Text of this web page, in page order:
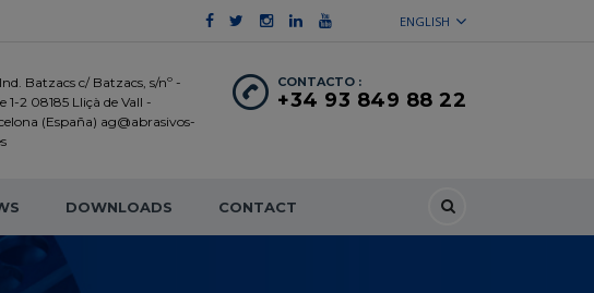
ENGLISH
CONTACTO :
+34 93 849 88 22
Batzacs c/ Batzacs, s/nº -
1-2 08185 Lliçà de Vall -
(España) ag@abrasivos-
DOWNLOADS CONTACT